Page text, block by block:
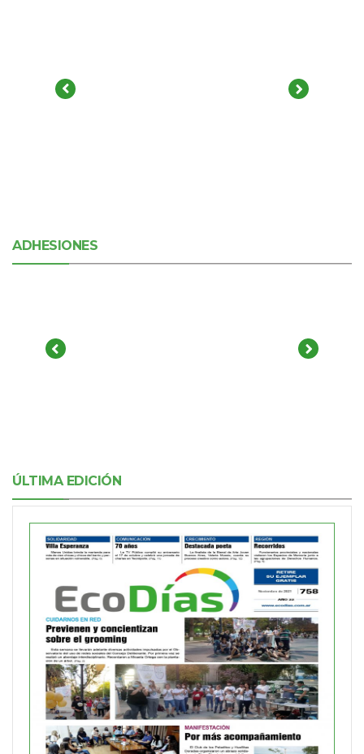
ADHESIONES
ÚLTIMA EDICIÓN